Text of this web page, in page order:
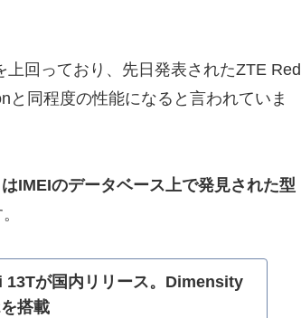
回っており、先日発表されたZTE Red
同程度の性能になると言われていま
IMEIのデータベース上で発見された型
13Tが国内リリース。Dimensity
搭載